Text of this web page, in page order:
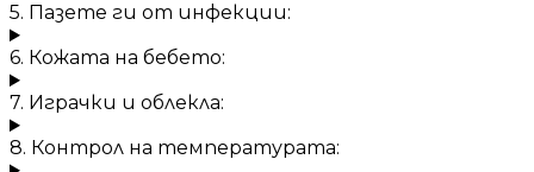
5. Пазете ги от инфекции:
6. Кожата на бебето:
7. Играчки и облекла:
8. Контрол на температурата: